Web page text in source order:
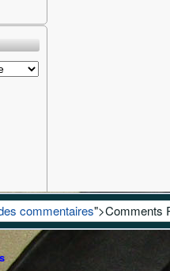
commentaires">Comments